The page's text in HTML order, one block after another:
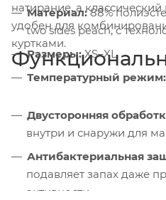
натирание, а
удобен для
куртками.
Материал:88%
two sides peach, с
Размеры:XS–XL
Температурный режим:
Двусторонняя
внутри и снаружи для
Антибактериальная
подавляет запах даже
активности